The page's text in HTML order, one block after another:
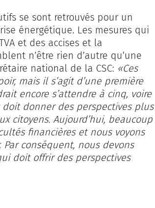
se sont retrouvés pour un
énergétique. Les mesures qui
et des accises et la
n’être rien d’autre qu’une
national de la CSC: «Ces
mais il s’agit d’une première
encore s’attendre à cinq, voire
donner des perspectives plus
citoyens. Aujourd’hui, beaucoup
financières et nous voyons
conséquent, nous devons
doit offrir des perspectives